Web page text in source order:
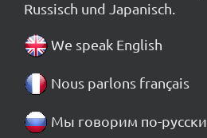
Russisch und Japanisch.
We speak English
Nous parlons français
Мы говорим по-русски